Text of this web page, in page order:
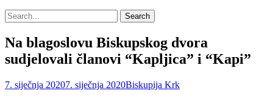
Search
Search
for:
Na blagoslovu Biskupskog dvora
sudjelovali članovi “Kapljica” i “Kapi”
Posted
7. siječnja 20207. siječnja 2020Author
Biskupija Krk